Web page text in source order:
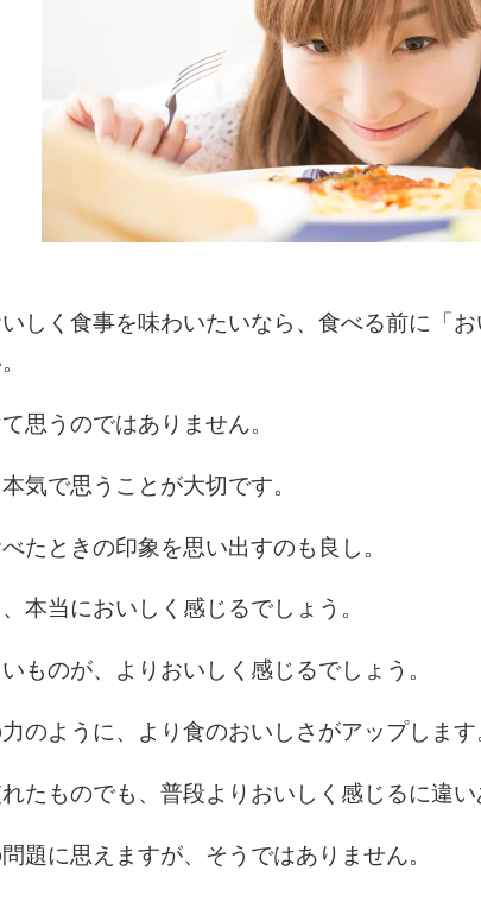
しく食事を味わいたいなら、食べる前に「お
思うのではありません。
気で思うことが大切です。
たときの印象を思い出すのも良し。
本当においしく感じるでしょう。
ものが、よりおいしく感じるでしょう。
のように、より食のおいしさがアップします
たものでも、普段よりおいしく感じるに違い
題に思えますが、そうではありません。